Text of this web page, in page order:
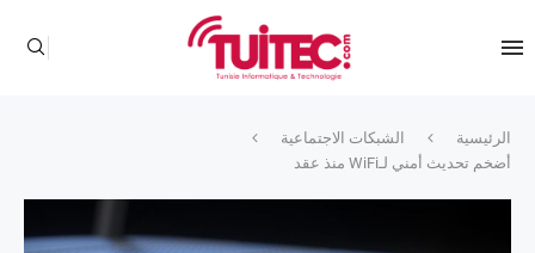
الرئيسية
الشبكات الاجتماعية
أضخم تحديث أمني لـWiFi منذ عقد